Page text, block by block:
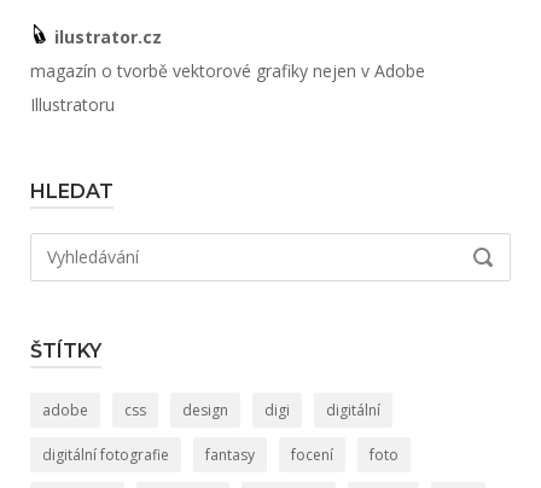
ilustrator.cz
magazín o tvorbě vektorové grafiky nejen v Adobe
Illustratoru
HLEDAT
Hledat:
ŠTÍTKY
adobe css design digi digitální
digitální fotografie fantasy focení foto